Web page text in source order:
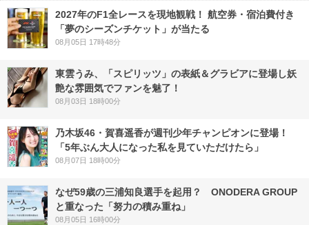
2027年のF1全レースを現地観戦！ 航空券・宿泊費付き
「夢のシーズンチケット」が当たる
08月05日 17時48分
東雲うみ、「スピリッツ」の表紙＆グラビアに登場し妖
艶な雰囲気でファンを魅了！
08月03日 18時00分
乃木坂46・賀喜遥香が週刊少年チャンピオンに登場！
「5年ぶん大人になった私を見ていただけたら」
08月07日 18時00分
なぜ59歳の三浦知良選手を起用？ ONODERA GROUP
と重なった「努力の積み重ね」
08月05日 16時00分